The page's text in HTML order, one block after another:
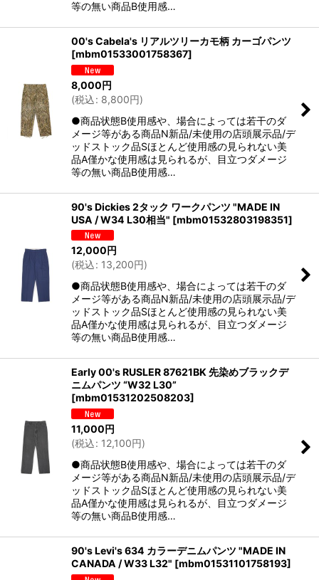
等の無い商品B使用感…
00's Cabela's リアルツリーカモ柄 カーゴパンツ
[mbm01533001758367]
8,000円
(税込: 8,800円)
●商品状態B使用感や、場合によっては若干のダ
メージ等がある商品N新品/未使用の店頭展示品/デ
ッドストック品Sほとんど使用感の見られない美
品A僅かな使用感は見られるが、目立つダメージ
等の無い商品B使用感…
90's Dickies 2タック ワークパンツ "MADE IN
USA / W34 L30相当" [mbm01532803198351]
12,000円
(税込: 13,200円)
●商品状態B使用感や、場合によっては若干のダ
メージ等がある商品N新品/未使用の店頭展示品/デ
ッドストック品Sほとんど使用感の見られない美
品A僅かな使用感は見られるが、目立つダメージ
等の無い商品B使用感…
Early 00's RUSLER 87621BK 先染めブラックデ
ニムパンツ “W32 L30”
[mbm01531202508203]
11,000円
(税込: 12,100円)
●商品状態B使用感や、場合によっては若干のダ
メージ等がある商品N新品/未使用の店頭展示品/デ
ッドストック品Sほとんど使用感の見られない美
品A僅かな使用感は見られるが、目立つダメージ
等の無い商品B使用感…
90's Levi's 634 カラーデニムパンツ "MADE IN
CANADA / W33 L32" [mbm01531101758193]